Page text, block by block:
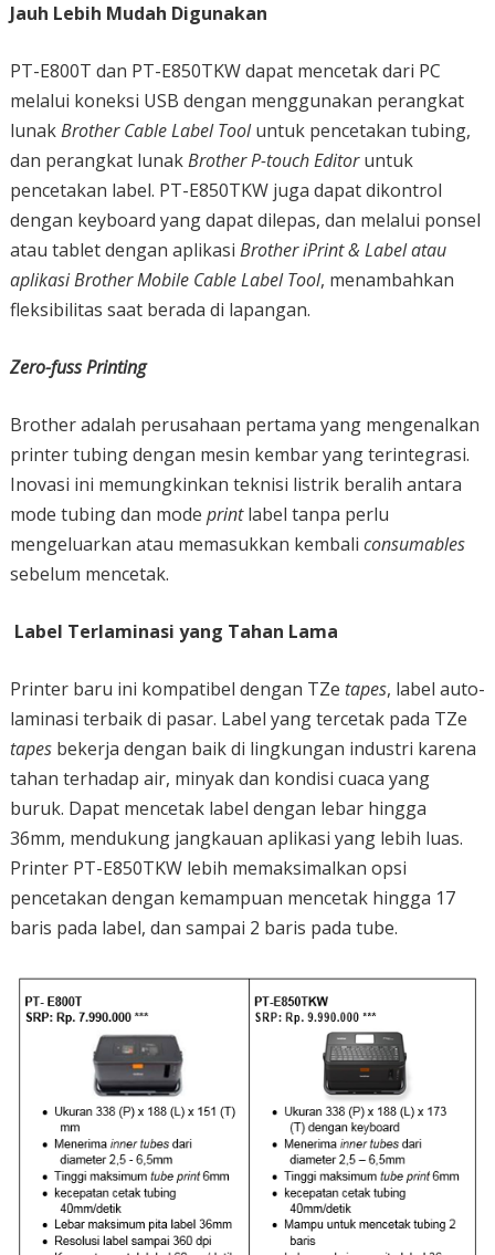
Jauh Lebih Mudah Digunakan
PT-E800T dan PT-E850TKW dapat mencetak dari PC
melalui koneksi USB dengan menggunakan perangkat
lunakBrother Cable Label Tooluntuk pencetakan tubing,
dan perangkat lunakBrother P-touch Editoruntuk
pencetakan label. PT-E850TKW juga dapat dikontrol
dengan keyboard yang dapat dilepas, dan melalui ponsel
atau tablet dengan aplikasi Brother iPrint & Label atau
aplikasi Brother Mobile CableLabel Tool, menambahkan
fleksibilitas saat berada di lapangan.
Zero-fuss Printing
Brother adalah perusahaan pertama yang mengenalkan
printer tubing dengan mesin kembar yang terintegrasi.
Inovasi ini memungkinkan teknisi listrik beralih antara
mode tubing dan mode printlabel tanpa perlu
mengeluarkan atau memasukkan kembali consumables
sebelum mencetak.
Label Terlaminasi yang Tahan Lama
Printer baru ini kompatibel dengan TZe tapes, label auto-
laminasi terbaik di pasar. Label yang tercetak pada TZe
tapesbekerja dengan baik di lingkungan industri karena
tahan terhadap air, minyak dan kondisi cuaca yang
buruk. Dapat mencetak label dengan lebar hingga
36mm, mendukung jangkauan aplikasi yang lebih luas.
Printer PT-E850TKW lebih memaksimalkan opsi
pencetakan dengan kemampuan mencetak hingga 17
baris pada label, dan sampai 2 baris pada tube.